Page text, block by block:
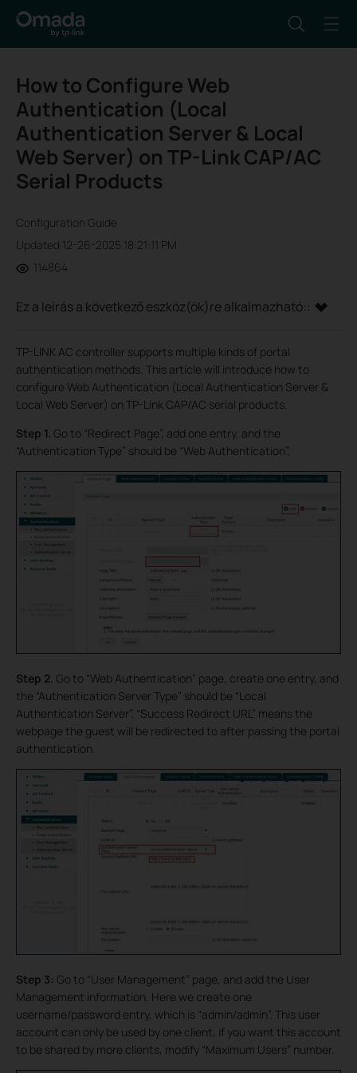
How to Configure Web
Authentication (Local
Authentication Server & Local
Web Server) on TP-Link CAP/AC
Serial Products
Configuration Guide
Updated 12-26-2025 18:21:11 PM
114864
Ez a leírás a következő eszköz(ök)re alkalmazható::
TP-LINK AC controller supports multiple kinds of portal
authentication methods. This article will introduce how to
configure Web Authentication (Local Authentication Server &
Local Web Server) on TP-Link CAP/AC serial products.
Step 1. Go to “Redirect Page”, add one entry, and the
“Authentication Type” should be “Web Authentication”.
Step 2. Go to “Web Authentication” page, create one entry, and
the “Authentication Server Type” should be “Local
Authentication Server”. “Success Redirect URL” means the
webpage the guest will be redirected to after passing the portal
authentication.
Step 3: Go to “User Management” page, and add the User
Management information. Here we create one
username/password entry, which is “admin/admin”. This user
account can only be used by one client, if you want this account
to be shared by more clients, modify “Maximum Users” number.